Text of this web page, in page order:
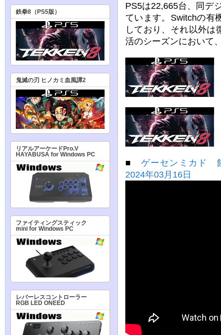
PS5は22,665台、同デ
ています。Switchの有
しており、それ以外は
活のシーズンにおいて
■ ゲーセンミカド
2024年03月16日
鉄拳8（PS5版）
鬼滅の刃 ヒノカミ血風譚2
リアルアーケードPro.V
HAYABUSA for Windows PC
ファイティングスティック
mini for Windows PC
レバーレスコントローラー
RGB LED ONEED